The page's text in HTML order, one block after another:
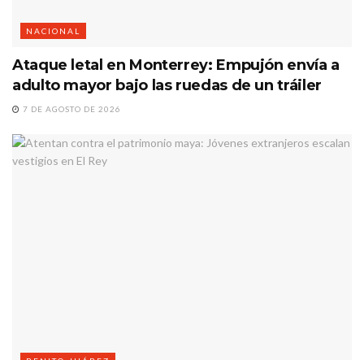
NACIONAL
Ataque letal en Monterrey: Empujón envía a
adulto mayor bajo las ruedas de un tráiler
7 DE AGOSTO DE 2026